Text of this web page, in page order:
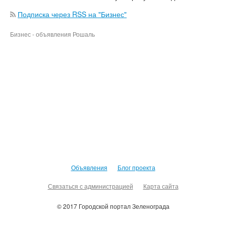
Подписка через RSS на "Бизнес"
Бизнес - объявления Рошаль
Объявления Блог проекта
Связаться с администрацией Карта сайта
© 2017 Городской портал Зеленограда